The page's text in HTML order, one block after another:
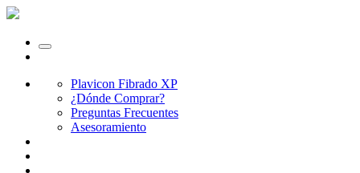
Plavicon Fibrado XP
¿Dónde Comprar?
Preguntas Frecuentes
Asesoramiento